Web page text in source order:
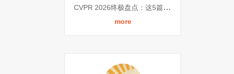
CVPR 2026终极盘点：这5篇论文、1个演讲、3个展台，藏着计算机视觉下一个十年的答案
more